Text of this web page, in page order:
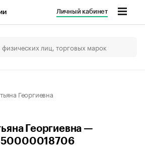
Личный кабинет
Георгиевна
Георгиевна —